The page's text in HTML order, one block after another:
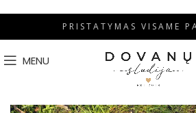
P R I S T A T Y M A S V I S A M E P
MENU